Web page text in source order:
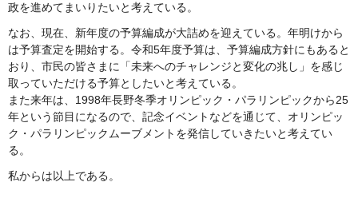
政を進めてまいりたいと考えている。
なお、現在、新年度の予算編成が大詰めを迎えている。年明けから
は予算査定を開始する。令和5年度予算は、予算編成方針にもあると
おり、市民の皆さまに「未来へのチャレンジと変化の兆し」を感じ
取っていただける予算としたいと考えている。
また来年は、1998年長野冬季オリンピック・パラリンピックから25
年という節目になるので、記念イベントなどを通じて、オリンピッ
ク・パラリンピックムーブメントを発信していきたいと考えてい
る。
私からは以上である。